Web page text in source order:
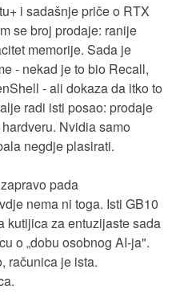
i sadašnje priče o RTX
se broj prodaje: ranije
memorije. Sada je
- nekad je to bio Recall,
- ali dokaza da itko to
radi isti posao: prodaje
Nvidia samo
negdje plasirati.
pada
nema ni toga. Isti GB10
kutijica za entuzijaste sada
o „dobu osobnog AI-ja".
računica je ista.